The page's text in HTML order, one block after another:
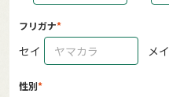
フリガナ
セイ メイ
性別